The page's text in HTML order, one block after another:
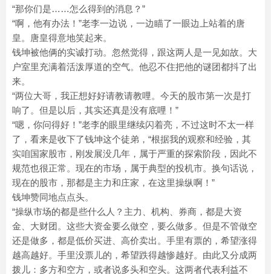
“那你们是……怎么得到的消息？”
“啊，他有办法！”老李一边说，一边瞄了一眼边上站着的唐
皇。唐皇得意地笑起来。
钱坤被他俩的实诚打动。忽然觉得，跟这两人是一见如故。大
户室里充满着活泼厚道的空气。他忍不住把他的谜团都抖了出
来。
“两位大哥，我正想好好请教请教哩。今天的股市第一次是打
响了。但是以后，其实还真是没有底哩！”
“嗯，你问得好！”老李的眼里继续闪着亮，不过这时不太一样
了，看来是收下了钱坤这个徒弟，“根据我的观察和经验，其
实咱国家股市，刚发展没几年，属于严重的探索阶段，因此不
规范也很正常。现在的市场，属于典型的投机市。换句话说，
现在的股市，那都是主力和庄家，在这里操纵啊！”
钱坤赞同地点点头。
“操纵市场的都是些什么人？主力、机构、券商，都是大资
金、大财团。这些大资金要么做空，要么做多。但是不管做空
还是做多，都是低价买进、高价卖出。手里有票的，希望涨得
越高越好。手里没票儿的，希望跌得越惨越好。由此又分成两
拨儿：多方和空方，或者说多头和空头。这两者代表利益不